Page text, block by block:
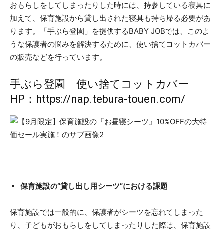
おもらしをしてしまったりした時には、持参している寝具に
加えて、保育施設から貸し出された寝具も持ち帰る必要があ
ります。「手ぶら登園」を提供するBABY JOBでは、このよ
うな保護者の悩みを解決するために、使い捨てコットカバー
の販売などを行っています。
手ぶら登園 使い捨てコットカバー
HP： https://nap.tebura-touen.com/
保育施設の”貸し出し用シーツ”における課題
保育施設では一般的に、保護者がシーツを忘れてしまった
り、子どもがおもらしをしてしまったりした際は、保育施設